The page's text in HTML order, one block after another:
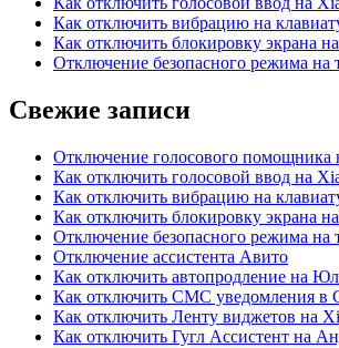
Как отключить вибрацию на
Как отключить блокировку экрана
Отключение безопасного режима на
Свежие записи
Отключение голосового помощника
Как отключить голосовой ввод на
Как отключить вибрацию на
Как отключить блокировку экрана
Отключение безопасного режима на
Отключение ассистента Авито
Как отключить автопродление на
Как отключить СМС уведомления в
Как отключить Ленту виджетов на
Как отключить Гугл Ассистент на